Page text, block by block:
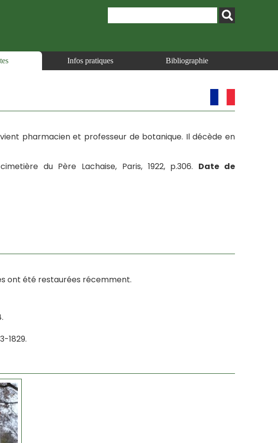
Infos pratiques Bibliographie
pharmacien et professeur de botanique. Il décède en
du Père Lachaise, Paris, 1922, p.306. Date de
ont été restaurées récemment.
1829.